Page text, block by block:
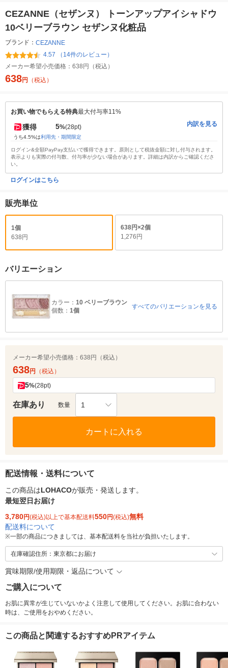
CEZANNE（セザンヌ） トーンアップアイシャドウ
10ベリーブラウン セザンヌ化粧品
ブランド： CEZANNE
4.57 （14件のレビュー）
メーカー希望小売価格： 638円（税込）
638円 （税込）
お買い物でもらえる特典最大付与率11%
獲得 5%(28pt)
うち4.5%は利用先・期間限定
内訳を見る
ログイン&全額PayPay支払いで獲得できます。原則として税抜金額に対し付与されます。
表示よりも実際の付与数、付与率が少ない場合があります。詳細は内訳からご確認くださ
い。
ログインはこちら
販売単位
1個
638円
638円×2個
1,276円
バリエーション
カラー： 10 ベリーブラウン
個数： 1個
すべてのバリエーションを見る
メーカー希望小売価格： 638円（税込）
638円 （税込）
5%(28pt)
在庫あり 数量 1
カートに入れる
配送情報・送料について
この商品はLOHACOが販売・発送します。
最短翌日お届け
3,780円(税込)以上で基本配送料550円(税込)無料
配送料について
※一部の商品につきましては、基本配送料を当社が負担いたします。
在庫確認住所：東京都にお届け
賞味期限/使用期限・返品について
ご購入について
お肌に異常が生じていないかよく注意して使用してください。お肌に合わない
時は、ご使用をおやめください。
この商品と関連するおすすめPRアイテム